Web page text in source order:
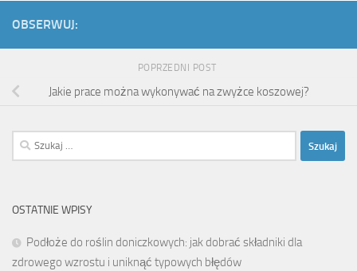
OBSERWUJ:
POPRZEDNI POST
Jakie prace można wykonywać na zwyżce koszowej?
Szukaj:
OSTATNIE WPISY
Podłoże do roślin doniczkowych: jak dobrać składniki dla
zdrowego wzrostu i uniknąć typowych błędów